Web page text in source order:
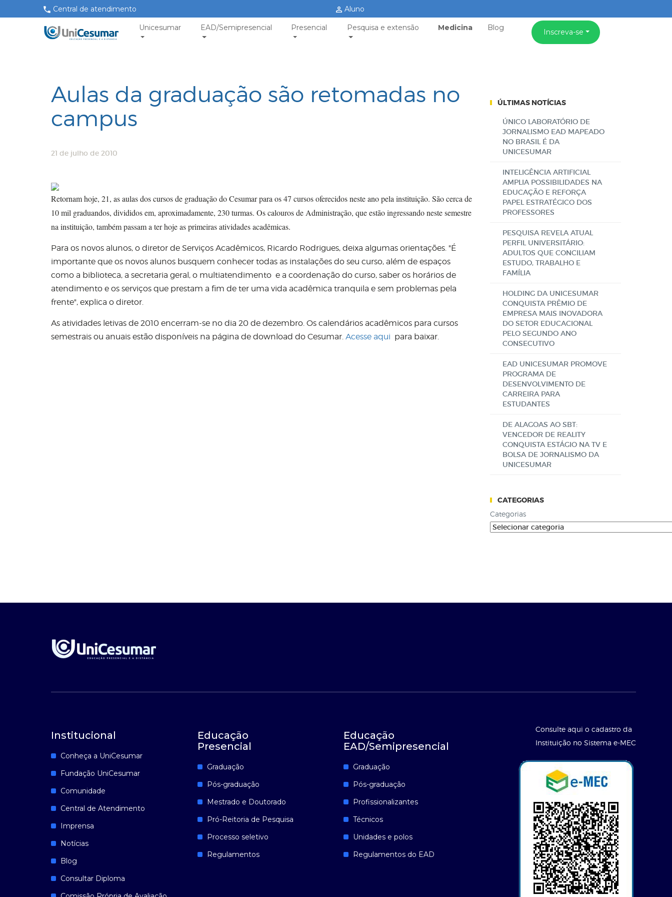
Central de atendimento Aluno
Unicesumar EAD/Semipresencial Presencial Pesquisa e extensão Medicina Blog Inscreva-se
Aulas da graduação são retomadas no
campus
21 de julho de 2010
Retornam hoje, 21, as aulas dos cursos de graduação do Cesumar para os 47 cursos oferecidos neste ano pela instituição. São cerca de
10 mil graduandos, divididos em, aproximadamente, 230 turmas. Os calouros de Administração, que estão ingressando neste semestre
na instituição, também passam a ter hoje as primeiras atividades acadêmicas.
Para os novos alunos, o diretor de Serviços Acadêmicos, Ricardo Rodrigues, deixa algumas orientações. "É
importante que os novos alunos busquem conhecer todas as instalações do seu curso, além de espaços
como a biblioteca, a secretaria geral, o multiatendimento e a coordenação do curso, saber os horários de
atendimento e os serviços que prestam a fim de ter uma vida acadêmica tranquila e sem problemas pela
frente", explica o diretor.
As atividades letivas de 2010 encerram-se no dia 20 de dezembro. Os calendários acadêmicos para cursos
semestrais ou anuais estão disponíveis na página de download do Cesumar. Acesse aqui para baixar.
ÚLTIMAS NOTÍCIAS
ÚNICO LABORATÓRIO DE
JORNALISMO EAD MAPEADO
NO BRASIL É DA
UNICESUMAR
INTELIGÊNCIA ARTIFICIAL
AMPLIA POSSIBILIDADES NA
EDUCAÇÃO E REFORÇA
PAPEL ESTRATÉGICO DOS
PROFESSORES
PESQUISA REVELA ATUAL
PERFIL UNIVERSITÁRIO:
ADULTOS QUE CONCILIAM
ESTUDO, TRABALHO E
FAMÍLIA
HOLDING DA UNICESUMAR
CONQUISTA PRÊMIO DE
EMPRESA MAIS INOVADORA
DO SETOR EDUCACIONAL
PELO SEGUNDO ANO
CONSECUTIVO
EAD UNICESUMAR PROMOVE
PROGRAMA DE
DESENVOLVIMENTO DE
CARREIRA PARA
ESTUDANTES
DE ALAGOAS AO SBT:
VENCEDOR DE REALITY
CONQUISTA ESTÁGIO NA TV E
BOLSA DE JORNALISMO DA
UNICESUMAR
CATEGORIAS
Categorias
Institucional
Conheça a UniCesumar
Fundação UniCesumar
Comunidade
Central de Atendimento
Imprensa
Notícias
Blog
Consultar Diploma
Educação
Presencial
Graduação
Pós-graduação
Mestrado e Doutorado
Pró-Reitoria de Pesquisa
Processo seletivo
Regulamentos
Educação
EAD/Semipresencial
Graduação
Pós-graduação
Profissionalizantes
Técnicos
Unidades e polos
Regulamentos do EAD
Consulte aqui o cadastro da
Instituição no Sistema e-MEC